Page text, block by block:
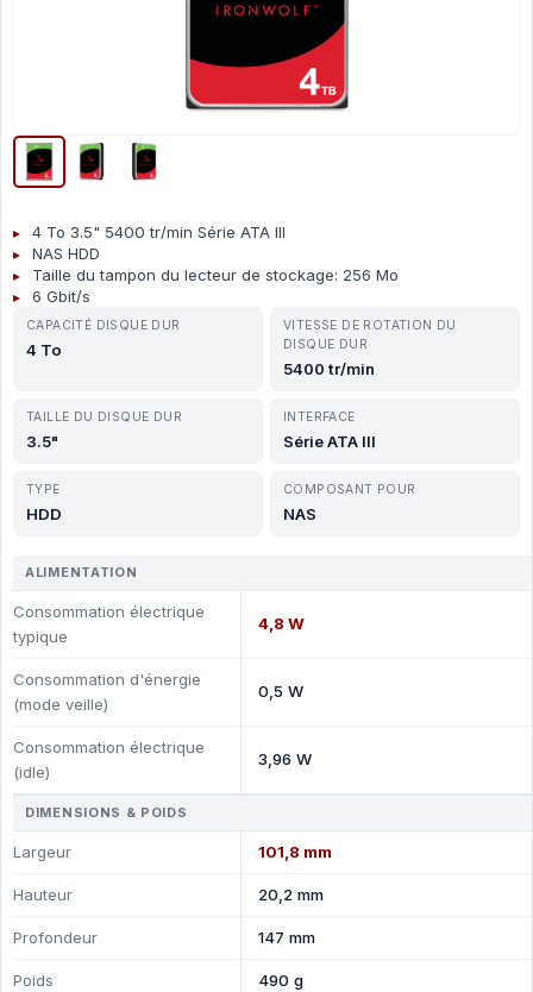
4 To 3.5" 5400 tr/min Série ATA III
NAS HDD
Taille du tampon du lecteur de stockage: 256 Mo
6 Gbit/s
CAPACITÉ DISQUE DUR
4 To
VITESSE DE ROTATION DU
DISQUE DUR
5400 tr/min
TAILLE DU DISQUE DUR
3.5"
INTERFACE
Série ATA III
TYPE
HDD
COMPOSANT POUR
NAS
ALIMENTATION
Consommation électrique
typique
4,8 W
Consommation d'énergie
(mode veille)
0,5 W
Consommation électrique
(idle)
3,96 W
DIMENSIONS & POIDS
Largeur 101,8 mm
Hauteur 20,2 mm
Profondeur 147 mm
Poids 490 g